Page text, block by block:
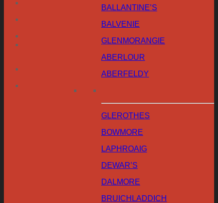
BALLANTINE’S
BALVENIE
GLENMORANGIE
ABERLOUR
ABERFELDY
GLEROTHES
BOWMORE
LAPHROAIG
DEWAR’S
DALMORE
BRUICHLADDICH